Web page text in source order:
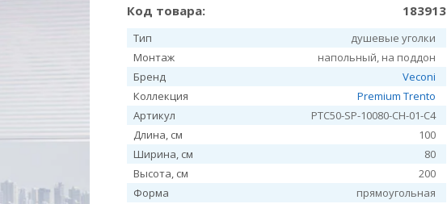
Код товара: 183913
Тип
душевые уголки
Монтаж
напольный, на поддон
Бренд
Veconi
Коллекция
Premium Trento
Артикул
PTC50-SP-10080-CH-01-C4
Длина, см
100
Ширина, см
80
Высота, см
200
Форма
прямоугольная